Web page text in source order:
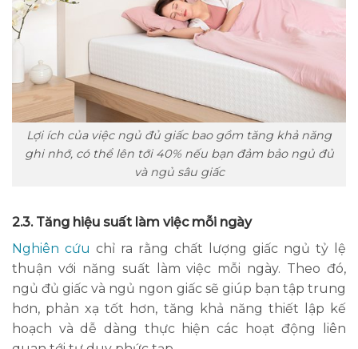
Lợi ích của việc ngủ đủ giấc bao gồm tăng khả năng
ghi nhớ, có thể lên tới 40% nếu bạn đảm bảo ngủ đủ
và ngủ sâu giấc
2.3. Tăng hiệu suất làm việc mỗi ngày
Nghiên cứu chỉ ra rằng chất lượng giấc ngủ tỷ lệ
thuận với năng suất làm việc mỗi ngày. Theo đó,
ngủ đủ giấc và ngủ ngon giấc sẽ giúp bạn tập trung
hơn, phản xạ tốt hơn, tăng khả năng thiết lập kế
hoạch và dễ dàng thực hiện các hoạt động liên